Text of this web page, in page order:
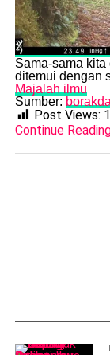
​Sama-sama
ditemui dengan
Majalah ilmu
Sumber:
Post Views:
Continue